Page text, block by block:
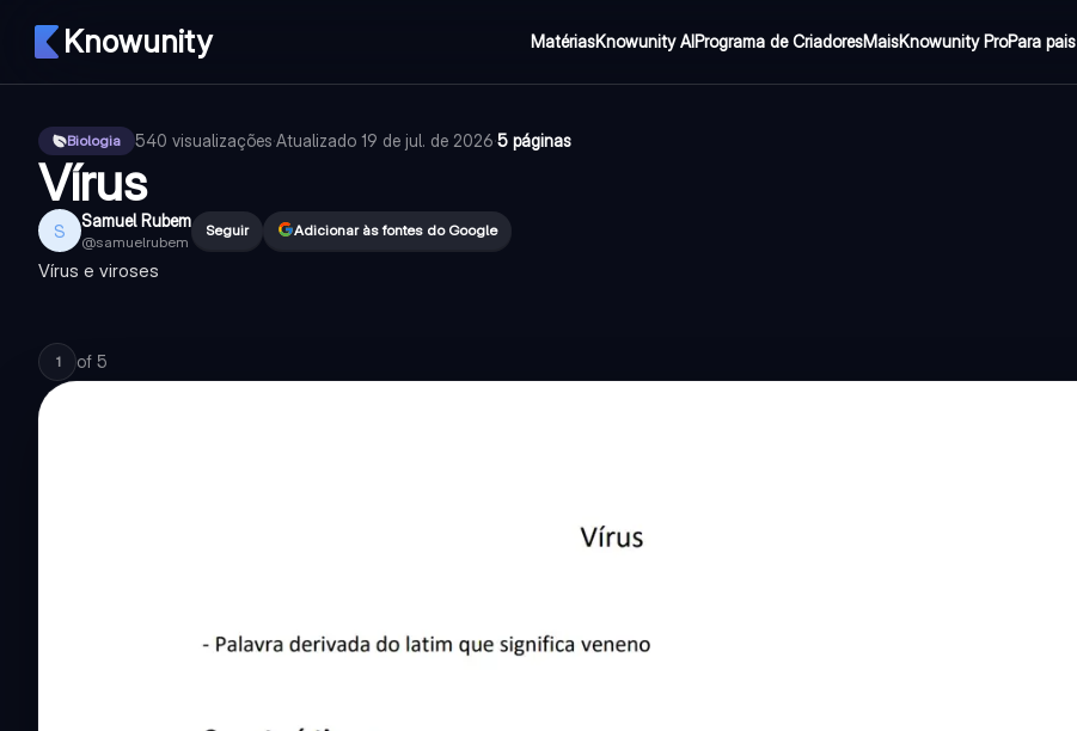
Knowunity MatériasKnowunity AIPrograma de CriadoresMaisKnowunity ProPara pais
Biologia 540 visualizações·Atualizado 19 de jul. de 2026·5 páginas
Vírus
S Samuel Rubem
@samuelrubem
Seguir Adicionar às fontes do Google
Vírus e viroses
1 of 5